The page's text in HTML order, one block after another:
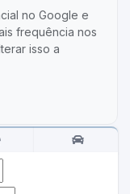
no Google e
frequência nos
isso a